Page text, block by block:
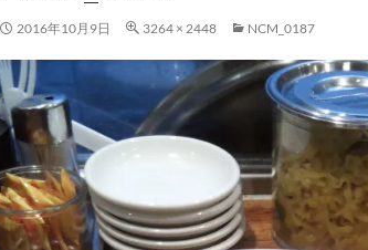
2016年10月9日 3264 × 2448 NCM_0187